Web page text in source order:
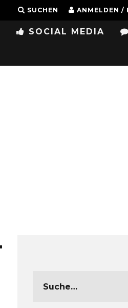
SUCHEN ANMELDEN /
SOCIAL MEDIA